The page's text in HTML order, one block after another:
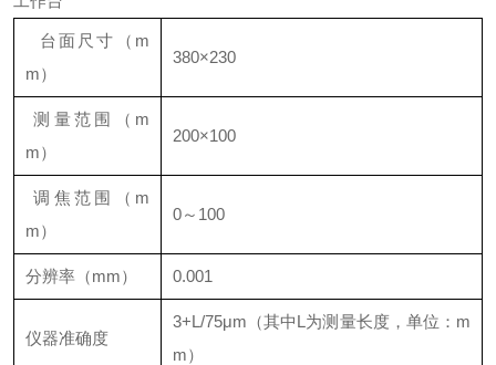
台面尺寸（ m
m）
380×230
测量范围（ m
m）
200×100
调焦范围（ m
m）
0～ 100
分辨率（mm） 0.001
仪器准确度
3+L/75μm （其中L 为测量长度，单位： m
m）